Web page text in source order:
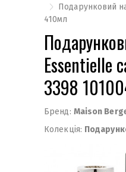
Подарунковий
410мл
Essentielle
3398
Бренд: Maison
Колекція: